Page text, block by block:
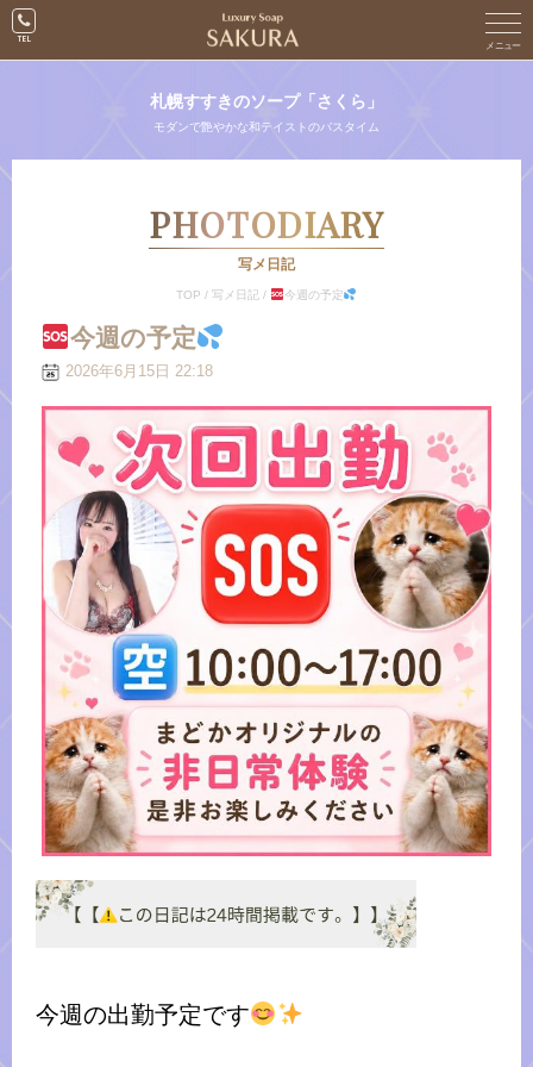
札幌すすきのソープ「さくら」
モダンで艶やかな和テイストのバスタイム
PHOTODIARY
写メ日記
TOP /写メ日記 / 今週の予定
今週の予定
2026年6月15日 22:18
今週の出勤予定です